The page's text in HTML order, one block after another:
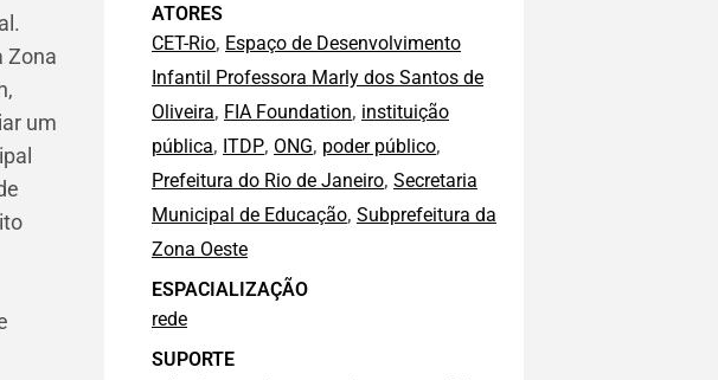
Zona
um
ATORES
CET-Rio, Espaço de Desenvolvimento
Infantil Professora Marly dos Santos de
Oliveira, FIA Foundation, instituição
pública, ITDP, ONG, poder público,
Prefeitura do Rio de Janeiro, Secretaria
Municipal de Educação, Subprefeitura da
Zona Oeste
ESPACIALIZAÇÃO
rede
SUPORTE